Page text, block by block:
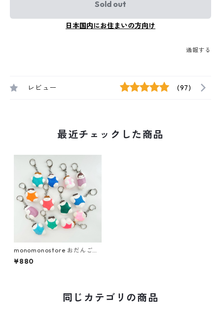
Sold out
日本国内にお住まいの方向け
通報する
レビュー (97)
最近チェックした商品
monomonostore おだんごさ
んキーチャーム
¥880
同じカテゴリの商品